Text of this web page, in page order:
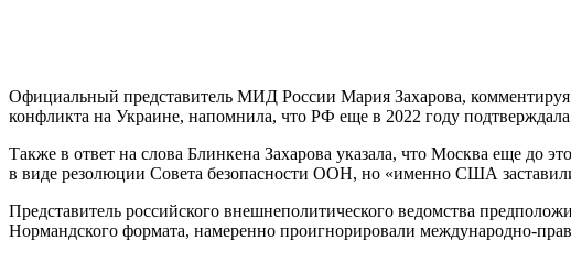
Официальный представитель МИД России Мария Захарова,
конфликта на Украине, напомнила, что РФ еще в 2022 году
Также в ответ на слова Блинкена Захарова указала, что Москва еще до
в виде резолюции Совета безопасности ООН, но «именно США
Представитель российского внешнеполитического ведомства
Нормандского формата, намеренно проигнорировали международно-